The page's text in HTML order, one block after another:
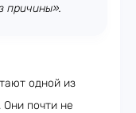
причины».
одной из
Они почти не